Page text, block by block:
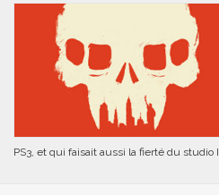
PS3, et qui faisait aussi la fierté du studio